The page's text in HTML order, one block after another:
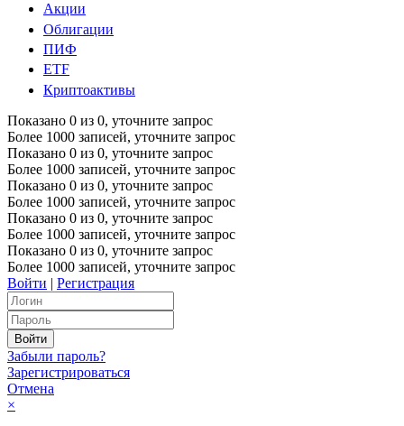
Акции
Облигации
ПИФ
ETF
Криптоактивы
Показано 0 из 0, уточните запрос
Более 1000 записей, уточните запрос
Показано 0 из 0, уточните запрос
Более 1000 записей, уточните запрос
Показано 0 из 0, уточните запрос
Более 1000 записей, уточните запрос
Показано 0 из 0, уточните запрос
Более 1000 записей, уточните запрос
Показано 0 из 0, уточните запрос
Более 1000 записей, уточните запрос
Войти | Регистрация
Забыли пароль?
Зарегистрироваться
Отмена
×